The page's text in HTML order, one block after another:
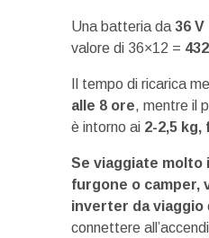
Una batteria da 36 V
valore di 36×12 =
Il tempo di ricarica
alle 8 ore, mentre il
è intorno ai 2-2,5 kg,
Se viaggiate molto
furgone o camper,
inverter da viaggio
connettere